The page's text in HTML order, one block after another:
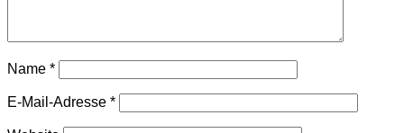
Name *
E-Mail-Adresse *